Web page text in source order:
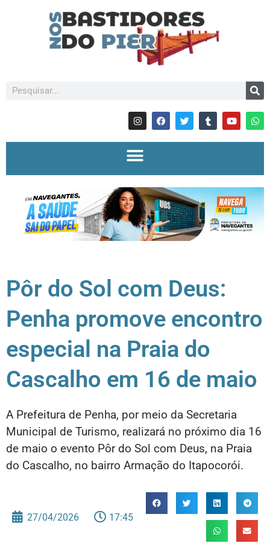
Pôr do Sol com Deus:
Penha promove encontro
especial na Praia do
Cascalho em 16 de maio
A Prefeitura de Penha, por meio da Secretaria
Municipal de Turismo, realizará no próximo dia 16
de maio o evento Pôr do Sol com Deus, na Praia
do Cascalho, no bairro Armação do Itapocorói.
27/04/2026 17:45